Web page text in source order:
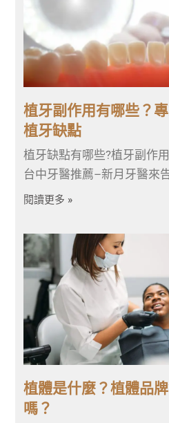
植牙副作用有哪些？
植牙缺點
植牙缺點有哪些?植牙副作
台中牙醫推薦–新月牙醫來
閱讀更多 »
植體是什麼？植體品
嗎？